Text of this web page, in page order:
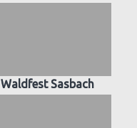
Waldfest Sasbach